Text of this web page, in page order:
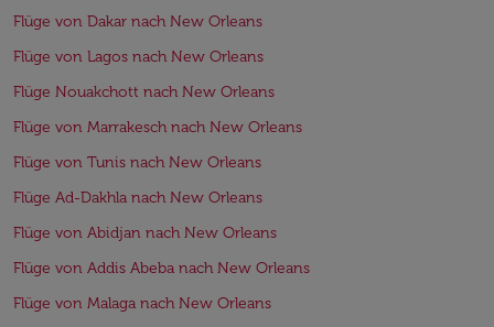
Flüge von Dakar nach New Orleans
Flüge von Lagos nach New Orleans
Flüge Nouakchott nach New Orleans
Flüge von Marrakesch nach New Orleans
Flüge von Tunis nach New Orleans
Flüge Ad-Dakhla nach New Orleans
Flüge von Abidjan nach New Orleans
Flüge von Addis Abeba nach New Orleans
Flüge von Malaga nach New Orleans